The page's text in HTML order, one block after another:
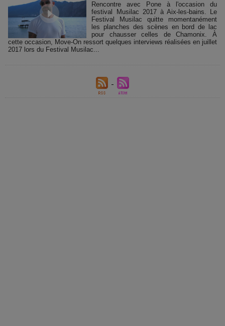
Rencontre avec Pone à l'occasion du
festival Musilac 2017 à Aix-les-bains. Le
Festival Musilac quitte momentanément
les planches des scènes en bord de lac
pour chausser celles de Chamonix. À
cette occasion, Move-On ressort quelques interviews réalisées en juillet
2017 lors du Festival Musilac...